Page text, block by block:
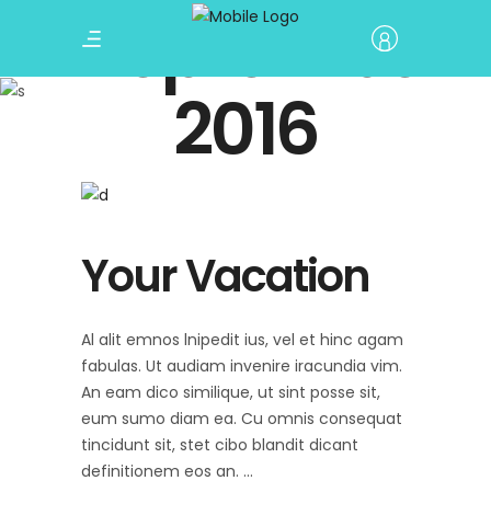
September
2016
Your Vacation
Al alit emnos lnipedit ius, vel et hinc agam
fabulas. Ut audiam invenire iracundia vim.
An eam dico similique, ut sint posse sit,
eum sumo diam ea. Cu omnis consequat
tincidunt sit, stet cibo blandit dicant
definitionem eos an.